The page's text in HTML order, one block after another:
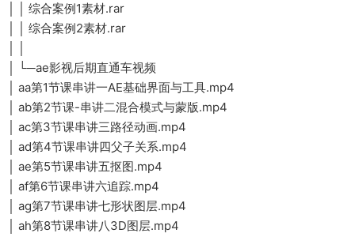
│ │ 综合案例1素材.rar
│ │ 综合案例2素材.rar
│ └─ae影视后期直通车视频
│ aa第1节课串讲一AE基础界面与工具.mp4
│ ab第2节课-串讲二混合模式与蒙版.mp4
│ ac第3节课串讲三路径动画.mp4
│ ad第4节课串讲四父子关系.mp4
│ ae第5节课串讲五抠图.mp4
│ af第6节课串讲六追踪.mp4
│ ag第7节课串讲七形状图层.mp4
│ ah第8节课串讲八3D图层.mp4